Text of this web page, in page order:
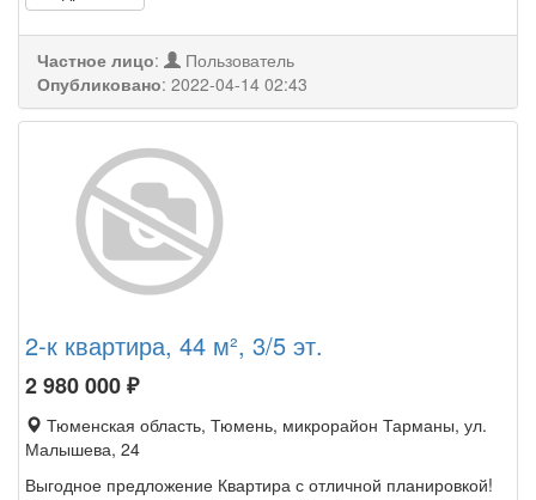
Частное лицо:
Пользователь
Опубликовано: 2022-04-14 02:43
2-к квартира, 44 м², 3/5 эт.
2 980 000₽
Тюменская область, Тюмень, микрорайон Тарманы, ул.
Малышева, 24
Выгодное предложение Квартира с отличной планировкой!